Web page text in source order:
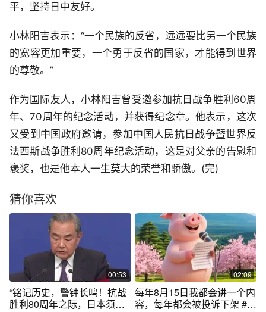
平，坚持日中友好。
小林阳吉表示：“一个民族的反省，远远要比另一个民族
的宽容更加重要，一个勇于反省的国家，才能得到世界
的尊敬。”
作为国际友人，小林阳吉曾受邀参加抗日战争胜利60周
年、70周年的纪念活动，并获得纪念章。他表示，这次
又受到中国政府邀请，参加中国人民抗日战争暨世界反
法西斯战争胜利80周年纪念活动，这是对父亲的告慰和
褒奖，也是他本人一生莫大的荣誉和骄傲。(完)
猜你喜欢
00:53
“铭记历史，警钟长鸣！抗战
胜利80周年之际，日本须誓
02:09
每年8月15日我都会讲一个内
容，每年都会被投诉下架 #日